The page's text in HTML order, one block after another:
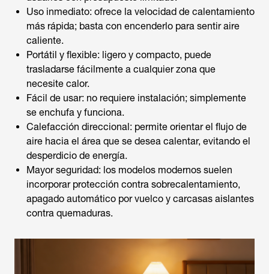
Uso inmediato: ofrece la velocidad de calentamiento
más rápida; basta con encenderlo para sentir aire
caliente.
Portátil y flexible: ligero y compacto, puede
trasladarse fácilmente a cualquier zona que
necesite calor.
Fácil de usar: no requiere instalación; simplemente
se enchufa y funciona.
Calefacción direccional: permite orientar el flujo de
aire hacia el área que se desea calentar, evitando el
desperdicio de energía.
Mayor seguridad: los modelos modernos suelen
incorporar protección contra sobrecalentamiento,
apagado automático por vuelco y carcasas aislantes
contra quemaduras.